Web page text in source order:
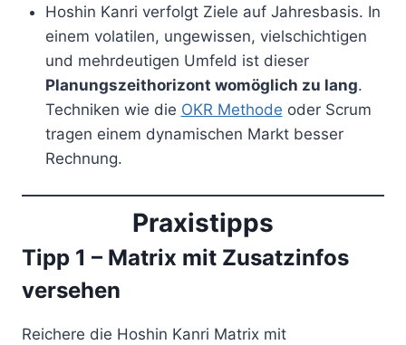
Hoshin Kanri verfolgt Ziele auf Jahresbasis. In
einem volatilen, ungewissen, vielschichtigen
und mehrdeutigen Umfeld ist dieser
Planungszeithorizont womöglich zu lang.
Techniken wie die OKR Methode oder Scrum
tragen einem dynamischen Markt besser
Rechnung.
Praxistipps
Tipp 1 – Matrix mit Zusatzinfos
versehen
Reichere die Hoshin Kanri Matrix mit